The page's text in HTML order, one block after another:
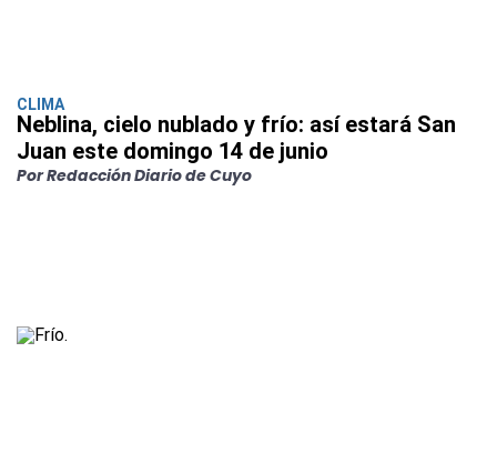
CLIMA
Neblina, cielo nublado y frío: así estará San
Juan este domingo 14 de junio
Por Redacción Diario de Cuyo